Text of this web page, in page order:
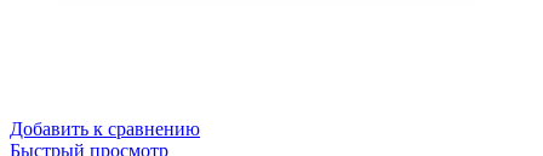
Добавить к сравнению
Быстрый просмотр